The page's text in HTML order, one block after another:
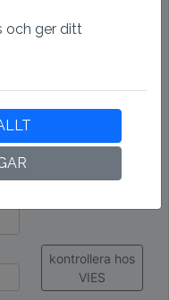
kontrollera hos
VIES
och ger ditt